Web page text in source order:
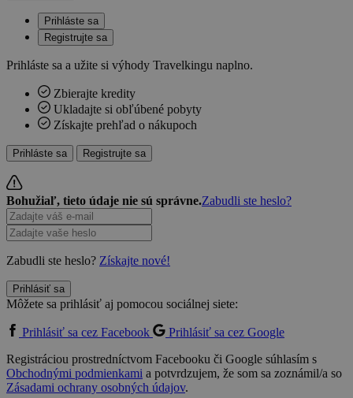
Prihláste sa
Registrujte sa
Prihláste sa a užite si výhody Travelkingu naplno.
Zbierajte kredity
Ukladajte si obľúbené pobyty
Získajte prehľad o nákupoch
Prihláste sa Registrujte sa
Bohužiaľ, tieto údaje nie sú správne.Zabudli ste heslo?
Zabudli ste heslo? Získajte nové!
Prihlásiť sa
Môžete sa prihlásiť aj pomocou sociálnej siete:
Prihlásiť sa cez Facebook
Prihlásiť sa cez Google
Registráciou prostredníctvom Facebooku či Google súhlasím s
Obchodnými podmienkami a potvrdzujem, že som sa zoznámil/a so
Zásadami ochrany osobných údajov.